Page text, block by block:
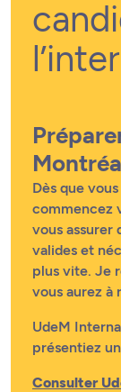
Dès que
commencez
vous assurer
valides et
plus vite. Je
vous aurez à
UdeM
présentiez
Consulter